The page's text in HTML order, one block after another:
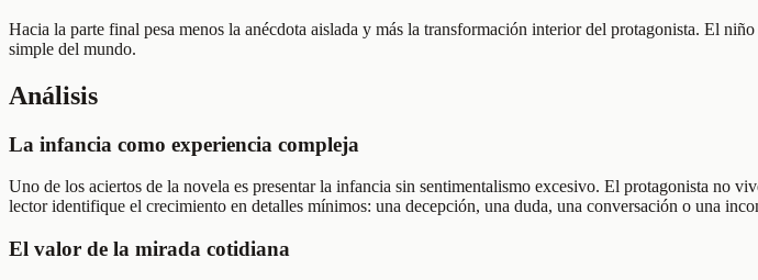
Hacia la parte final pesa menos la anécdota aislada y más la transformación interior del protagonista. El
simple del mundo.
Análisis
La infancia como experiencia compleja
Uno de los aciertos de la novela es presentar la infancia sin sentimentalismo excesivo. El protagonista no
lector identifique el crecimiento en detalles mínimos: una decepción, una duda, una conversación o una
El valor de la mirada cotidiana